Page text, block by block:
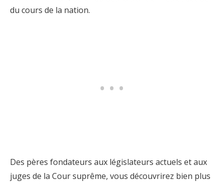
du cours de la nation.
Des pères fondateurs aux législateurs actuels et aux
juges de la Cour suprême, vous découvrirez bien plus